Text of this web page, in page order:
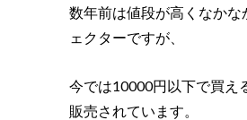
数年前は値段が高くなか
ェクターですが、
今では10000円以下で買え
販売されています。